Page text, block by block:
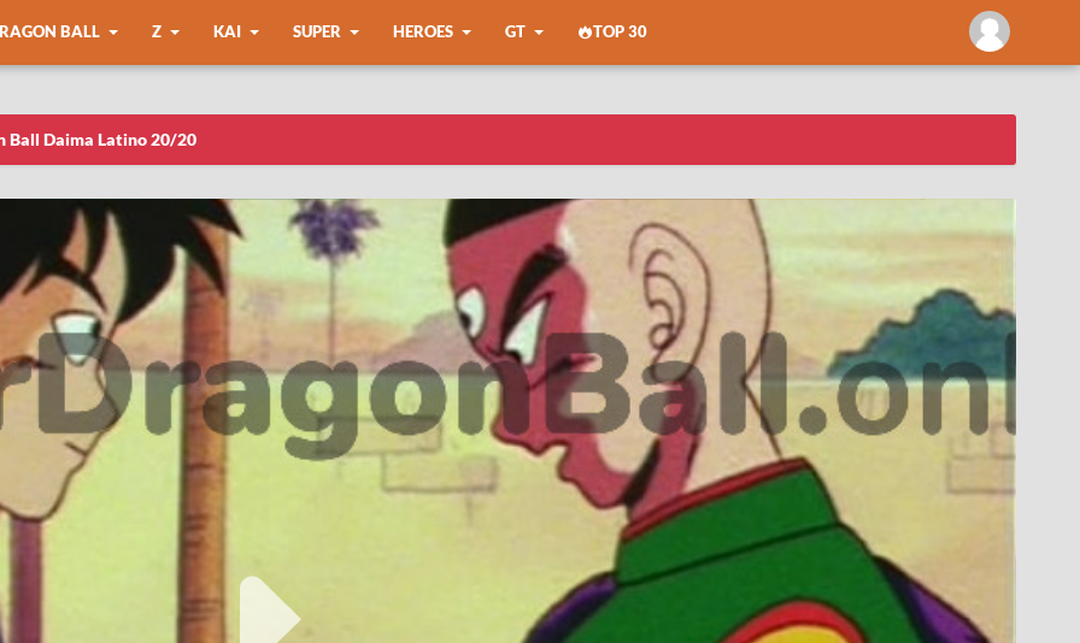
BALL Z KAI SUPER HEROES GT TOP 30
Ball Daima Latino 20/20